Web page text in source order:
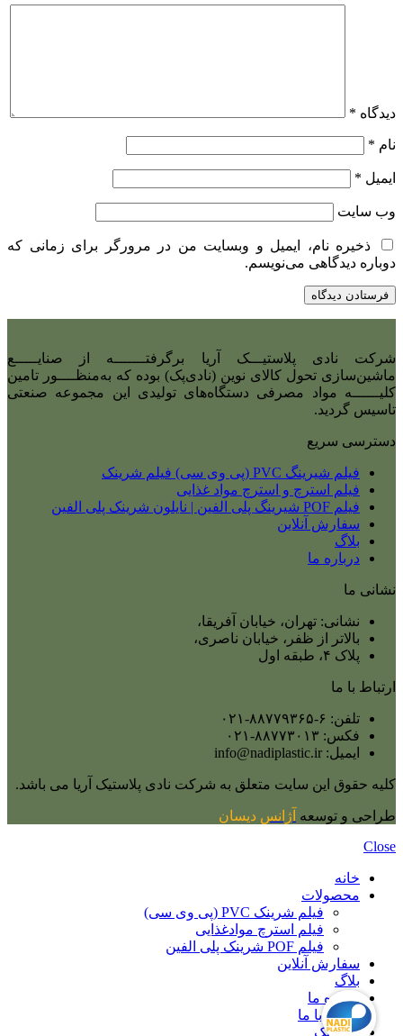
دیدگاه *
نام *
ایمیل *
وب‌ سایت
ذخیره نام، ایمیل و وبسایت من در مرورگر برای زمانی که
دوباره دیدگاهی می‌نویسم.
شرکت نادی‌ پلاستیـــک آریا برگرفتـــــــه از صنایـــــع
ماشین‌سازی تحول کالای نوین (نادی‌پک) بوده که به‌منظــــور تامین
کلیــــــه مواد مصرفی دستگاه‌های تولیدی این مجموعه صنعتی
تاسیس گردید.
دسترسی سریع
فیلم شیرینگ PVC (پی وی سی) فیلم شرینک
فیلم استرچ و استرچ مواد غذایی
فیلم POF شیرینگ پلی الفین | نایلون شرینک پلی الفین
سفارش آنلاین
بلاگ
درباره ما
نشانی ما
نشانی: تهران، خیابان آفریقا،
بالاتر از ظفر، خیابان ناصری،
پلاک ۴، طبقه اول
ارتباط با ما
تلفن: ۶-۸۸۷۷۹۳۶۵-۰۲۱
فکس: ۸۸۷۷۳۰۱۳-۰۲۱
ایمیل: info@nadiplastic.ir
کلیه حقوق این سایت متعلق به شرکت نادی پلاستیک آریا می‌ باشد.
طراحی و توسعه آژانس دیسان
Close
خانه
محصولات
فیلم شرینک PVC (پی وی سی)
فیلم استرچ موادغذایی
فیلم POF شرینک پلی الفین
سفارش آنلاین
بلاگ
درباره ما
تماس با ما
نادی پک